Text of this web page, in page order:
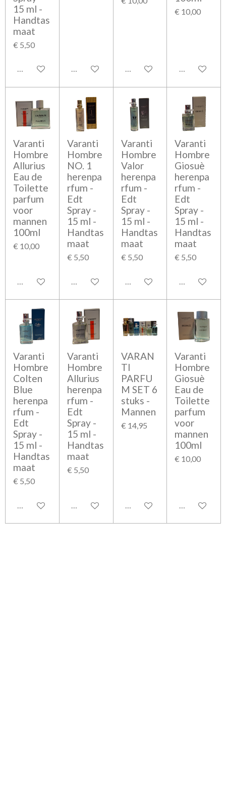
15 ml -
Handtas
maat
€ 5,50
Bekijk details Bekijk details Bekijk details
€ 10,00
Bekijk details
Varanti
Hombre
Allurius
Eau de
Toilette
parfum
voor
mannen
100ml
€ 10,00
Bekijk details
Varanti
Hombre
NO. 1
herenpa
rfum -
Edt
Spray -
15 ml -
Handtas
maat
€ 5,50
Bekijk details
Varanti
Hombre
Valor
herenpa
rfum -
Edt
Spray -
15 ml -
Handtas
maat
€ 5,50
Bekijk details
Varanti
Hombre
Giosuè
herenpa
rfum -
Edt
Spray -
15 ml -
Handtas
maat
€ 5,50
Bekijk details
Varanti
Hombre
Colten
Blue
herenpa
rfum -
Edt
Spray -
15 ml -
Handtas
maat
€ 5,50
Bekijk details
Varanti
Hombre
Allurius
herenpa
rfum -
Edt
Spray -
15 ml -
Handtas
maat
€ 5,50
Bekijk details
VARAN
TI
PARFU
M SET 6
stuks -
Mannen
€ 14,95
Bekijk details
Varanti
Hombre
Giosuè
Eau de
Toilette
parfum
voor
mannen
100ml
€ 10,00
Bekijk details